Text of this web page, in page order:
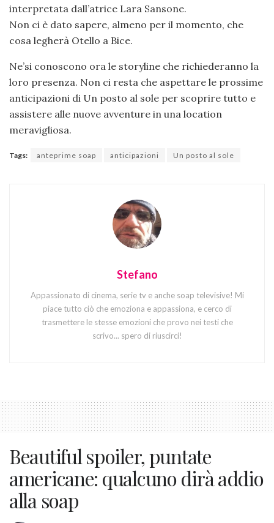
interpretata dall’atrice Lara Sansone.
Non ci è dato sapere, almeno per il momento, che
cosa legherà Otello a Bice.
Ne’si conoscono ora le storyline che richiederanno la
loro presenza. Non ci resta che aspettare le prossime
anticipazioni di Un posto al sole per scoprire tutto e
assistere alle nuove avventure in una location
meravigliosa.
Tags: anteprime soap anticipazioni Un posto al sole
Stefano
Appassionato di cinema, serie tv e anche soap televisive! Mi
piace tutto ciò che emoziona e appassiona, e cerco di
trasmettere le stesse emozioni che provo nei testi che
scrivo... spero di riuscirci!
Beautiful spoiler, puntate
americane: qualcuno dirà addio
alla soap